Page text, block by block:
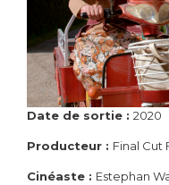
Date de sortie : 2020
Producteur : Final Cut
Cinéaste : Estephan